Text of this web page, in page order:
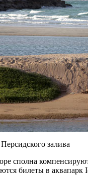
залива
сполна
билеты в